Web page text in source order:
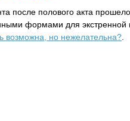
после полового акта
формами для экстренной
возможна, но нежелательна?